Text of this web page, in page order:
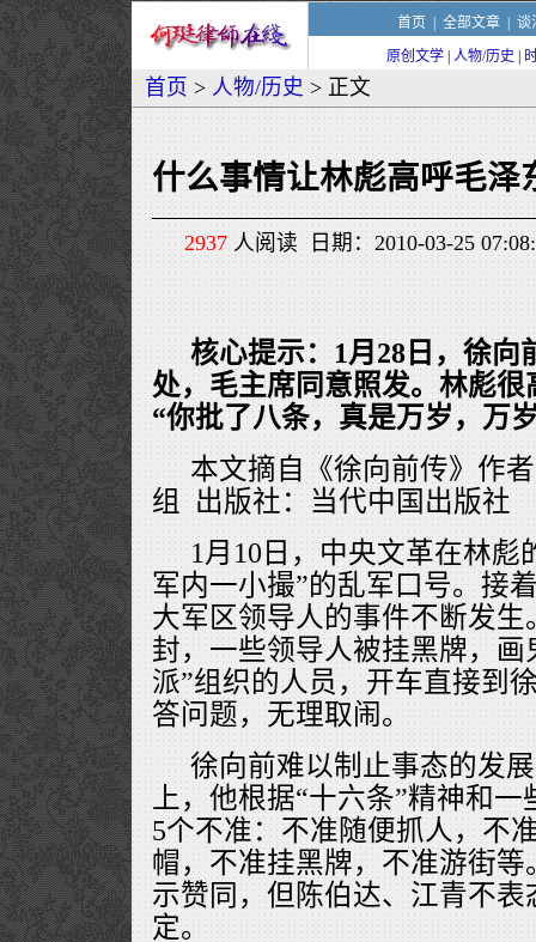
首页 全部文章| 谈
原创文学 人物/历史
首页 > 人物/历史 > 正文
什么事情让林彪高呼毛泽
2937人阅读 日期：2010-03-25
核心提示：1月28日，徐向
处，毛主席同意照发。林彪
“你批了八条，真是万岁，万
本文摘自《徐向前传》作
组 出版社：当代中国出版社
1月10日，中央文革在林彪
军内一小撮”的乱军口号。接
大军区领导人的事件不断发
封，一些领导人被挂黑牌，画
派”组织的人员，开车直接到
答问题，无理取闹。
徐向前难以制止事态的发
上，他根据“十六条”精神和
5个不准：不准随便抓人，不
帽，不准挂黑牌，不准游街
示赞同，但陈伯达、江青不
定。